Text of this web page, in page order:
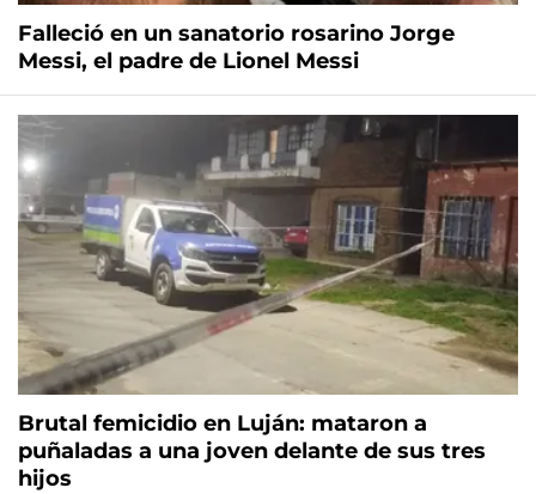
Falleció en un sanatorio rosarino Jorge
Messi, el padre de Lionel Messi
Brutal femicidio en Luján: mataron a
puñaladas a una joven delante de sus tres
hijos